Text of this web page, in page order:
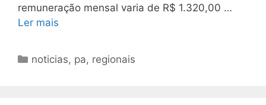
remuneração mensal varia de R$ 1.320,00 …
Ler mais
Categorias
noticias, pa, regionais